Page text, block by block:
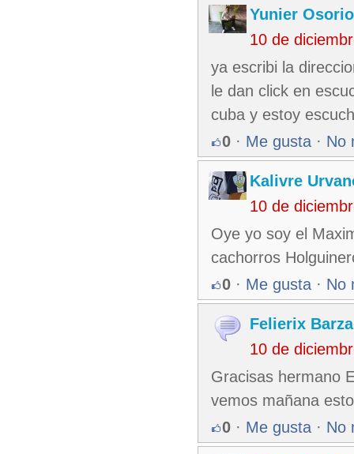
Yunier
10 de
ya escribi la
le dan click en
cuba y estoy
0 · Me gusta · No
Kalivre
10 de
Oye yo soy el
cachorros
0 · Me gusta · No
Felierix
10 de
Gracisas hermano
vemos mañana
0 · Me gusta · No